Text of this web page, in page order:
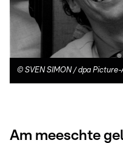
© SVEN SIMON / dpa
Am meeschte